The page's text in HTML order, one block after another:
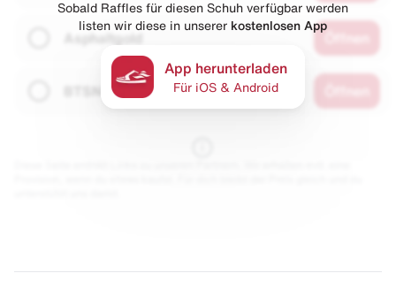
Asphaltgold
Sobald Raffles für diesen Schuh verfügbar werden
listen wir diese in unserer kostenlosen App
App herunterladen
Für iOS & Android